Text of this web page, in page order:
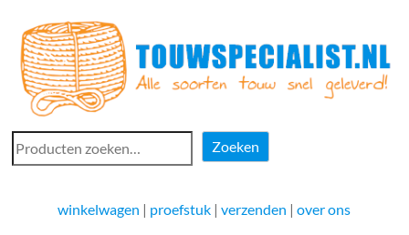
naar
inhoud
Touwspecialist.nl
Zoeken
Zoeken
winkelwagen | proefstuk |verzenden |over ons